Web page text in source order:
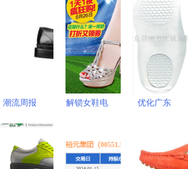
潮流周报
联名单品发
解锁女鞋电
通车主图设
优化广东
增长 问题